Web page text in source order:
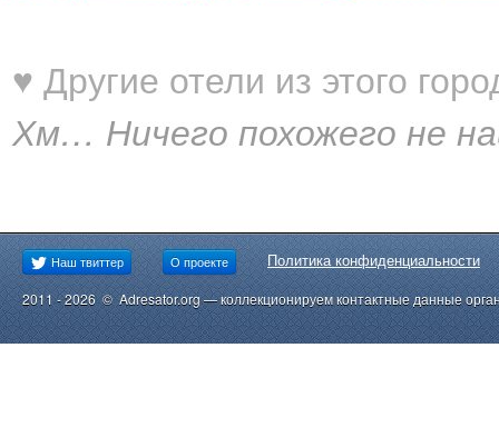
♥ Другие отели из этого
Хм… Ничего похожего не
Наш твиттер О проекте Политика конфиденциальности
2011 - 2026 © Adresator.org — коллекционируем контактные данные